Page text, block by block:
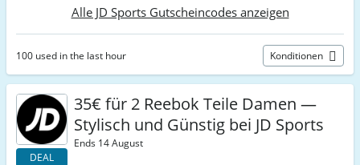
Alle JD Sports Gutscheincodes anzeigen
100 used in the last hour Konditionen
DEAL
35€ für 2 Reebok Teile Damen —
Stylisch und Günstig bei JD Sports
Ends 14 August